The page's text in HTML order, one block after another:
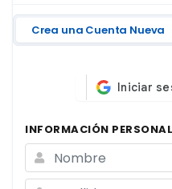
Crea una Cuenta Nueva
INFORMACIÓN PERSONAL